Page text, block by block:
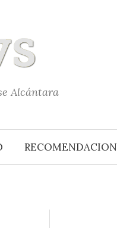
Alcántara